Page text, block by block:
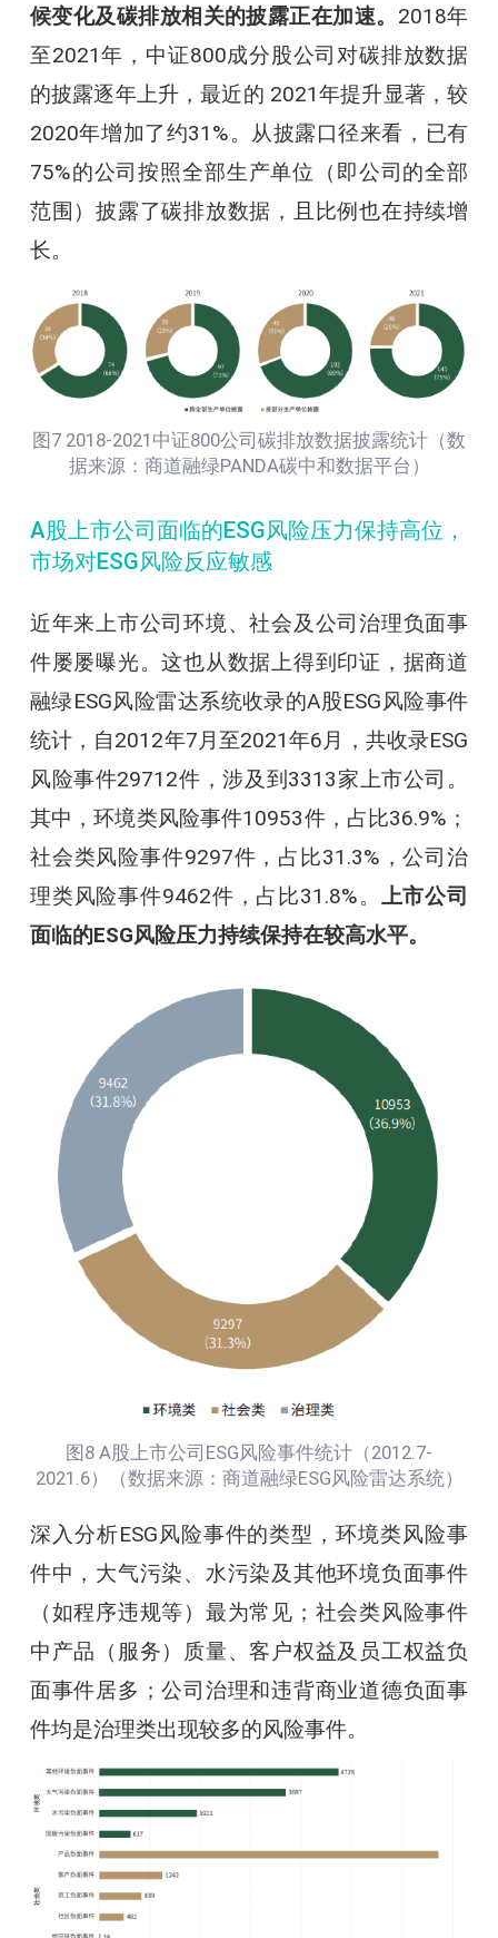
候变化及碳排放相关的披露正在加速。 2018年
至2021年，中证800成分股公司对碳排放数据
的披露逐年上升，最近的 2021年提升显著，较
2020年增加了约31%。从披露口径来看，已有
75%的公司按照全部生产单位（即公司的全部
范围）披露了碳排放数据，且比例也在持续增
长。
图7 2018-2021中证800公司碳排放数据披露统计（数
据来源：商道融绿PANDA碳中和数据平台）
A股上市公司面临的ESG风险压力保持高位，
市场对ESG风险反应敏感
近年来上市公司环境、社会及公司治理负面事
件屡屡曝光。这也从数据上得到印证，据商道
融绿ESG风险雷达系统收录的A股ESG风险事件
统计，自2012年7月至2021年6月，共收录ESG
风险事件29712件，涉及到3313家上市公司。
其中，环境类风险事件10953件，占比36.9%；
社会类风险事件9297件，占比31.3%，公司治
理类风险事件9462件，占比31.8%。 上市公司
面临的ESG风险压力持续保持在较高水平。
图8 A股上市公司ESG风险事件统计（2012.7-
2021.6）（数据来源：商道融绿ESG风险雷达系统）
深入分析ESG风险事件的类型，环境类风险事
件中，大气污染、水污染及其他环境负面事件
（如程序违规等）最为常见；社会类风险事件
中产品（服务）质量、客户权益及员工权益负
面事件居多；公司治理和违背商业道德负面事
件均是治理类出现较多的风险事件。